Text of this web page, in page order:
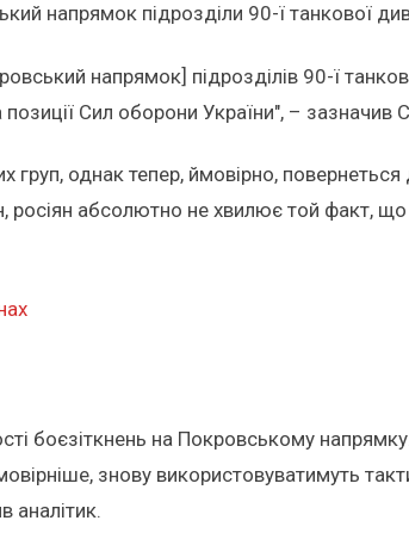
напрямок підрозділи 90-ї танкової
напрямок] підрозділів 90-ї
Сил оборони України", – зазначив
однак тепер, ймовірно,
абсолютно не хвилює той факт,
боєзіткнень на Покровському
знову використовуватимуть
аналітик.